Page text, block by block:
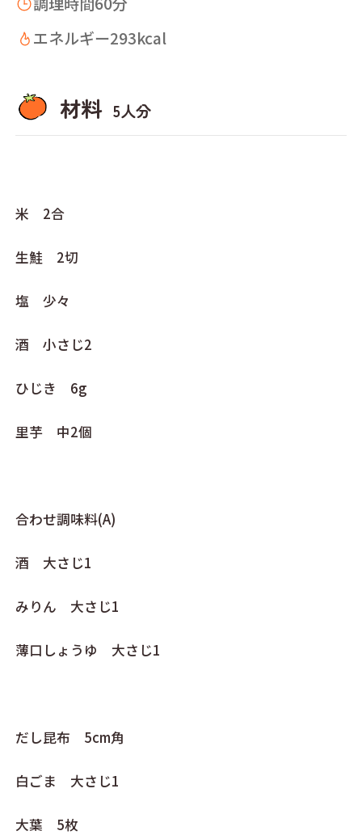
エネルギー293kcal
材料 5人分
米 2合
生鮭 2切
塩 少々
酒 小さじ2
ひじき 6g
里芋 中2個
合わせ調味料(A)
酒 大さじ1
みりん 大さじ1
薄口しょうゆ 大さじ1
だし昆布 5cm角
白ごま 大さじ1
大葉 5枚